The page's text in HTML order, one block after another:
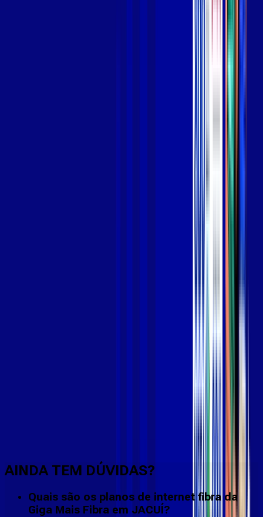
AINDA TEM DÚVIDAS?
Quais são os planos de internet fibra da
Giga Mais Fibra em JACUÍ?